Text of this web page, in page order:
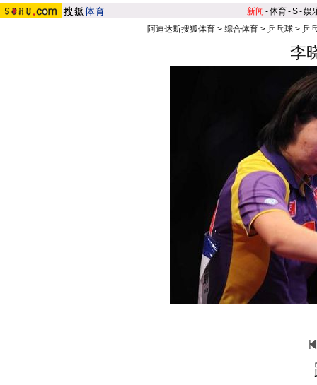
新闻 -体育-S-娱
阿迪达斯搜狐体育> 综合体育> 乒乓球> 乒
李